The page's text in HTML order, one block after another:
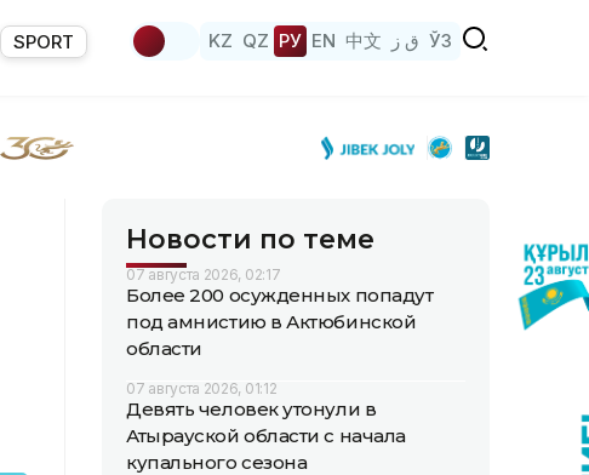
SPORT KZ QZ РУ EN 中文 ق ز ЎЗ
Новости по теме
07 августа 2026, 02:17
Более 200 осужденных попадут
под амнистию в Актюбинской
области
07 августа 2026, 01:12
Девять человек утонули в
Атырауской области с начала
купального сезона